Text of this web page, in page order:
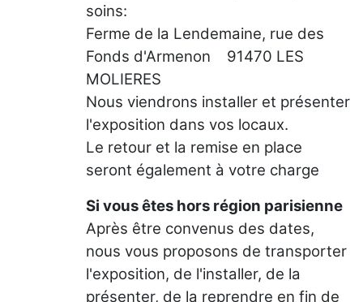
soins:
Ferme de la Lendemaine, rue des
Fonds d'Armenon 91470 LES
MOLIERES
Nous viendrons installer et présenter
l'exposition dans vos locaux.
Le retour et la remise en place
seront également à votre charge
Si vous êtes hors région parisienne
Après être convenus des dates,
nous vous proposons de transporter
l'exposition, de l'installer, de la
présenter, de la reprendre en fin de